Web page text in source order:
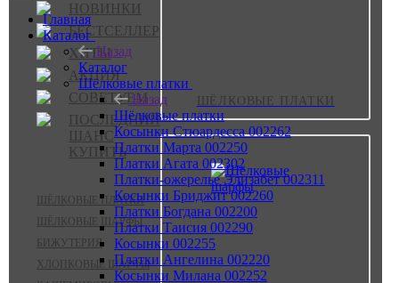
НОВИНКИ
БЕСТСЕЛЛЕР
ХИТЫ
АКЦИЯ
СОВЕТУЕМ
ПОСЛЕДНИЙ
ШАНС
КУПИТЬ
ШЁЛКОВЫЕ ПЛАТКИ
ШЁЛКОВЫЕ ШАРФЫ
БИЖУТЕРИЯ
ХЛОПКОВЫЕ ШАРФЫ
ШЁЛКОВЫЕ ПЛАТКИ
Главная
Каталог
Назад
Каталог
Шёлковые платки
Назад
Шёлковые платки
Косынки Стюардесса 002262
Платки Марта 002250
Платки Агата 002302
Платки-ожерелье Элизабет 002311
Косынки Бриджит 002260
Платки Богдана 002200
Платки Таисия 002290
Косынки 002255
Платки Ангелина 002220
Косынки Милана 002252